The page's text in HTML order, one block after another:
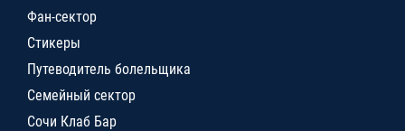
Фан-сектор
Стикеры
Путеводитель болельщика
Семейный сектор
Сочи Клаб Бар